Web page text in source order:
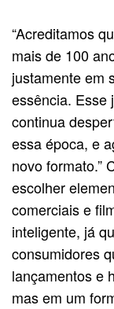
“Acreditamos
mais de 100
justamente em
essência. Esse
continua
essa época, e
novo formato.”
escolher
comerciais e
inteligente, já
consumidores
lançamentos e
mas em um